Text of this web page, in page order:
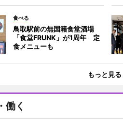
食べる
鳥取駅前の無国籍食堂酒場
「食堂FRUNK」が1周年 定
食メニューも
もっと見る
働く